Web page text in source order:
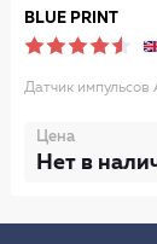
BLUE PRINT
Датчик импульсов
Цена
Нет в